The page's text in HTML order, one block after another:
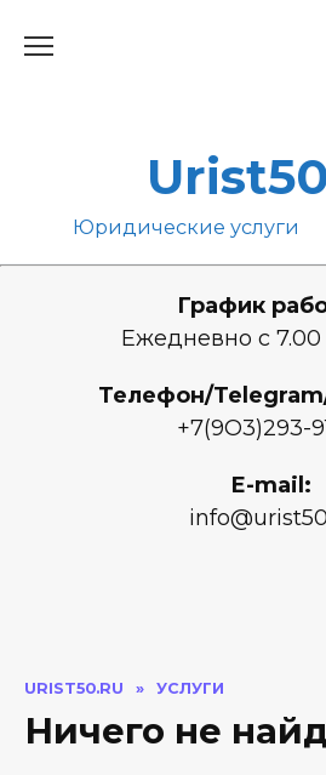
Юридические услуги
График
Ежедневно с 7.00
Телефон/
+7(9О3)293-
E-mail:
URIST50.RU » УСЛУГИ
Ничего не